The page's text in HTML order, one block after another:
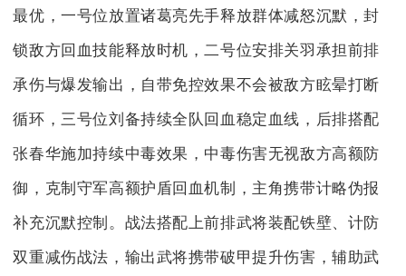
最优，一号位放置诸葛亮先手释放群体减怒沉默，封
锁敌方回血技能释放时机，二号位安排关羽承担前排
承伤与爆发输出，自带免控效果不会被敌方眩晕打断
循环，三号位刘备持续全队回血稳定血线，后排搭配
张春华施加持续中毒效果，中毒伤害无视敌方高额防
御，克制守军高额护盾回血机制，主角携带计略伪报
补充沉默控制。战法搭配上前排武将装配铁壁、计防
双重减伤战法，输出武将携带破甲提升伤害，辅助武